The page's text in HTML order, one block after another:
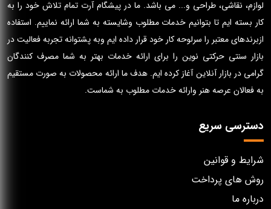
لوازم، نقاشی، طراحی و... می باشد. ما در پیشگام آرت تمام تلاش خود را به
کار بسته ایم تا بتوانیم خدمات مطلوب وشایسته به شما ارائه نماییم. استفاده
ازبرندهای معتبر را سرلوحه کار خود قرار داده ایم وبه پشتوانه تجربه فعالیت در
بازار سنتی حرکتی نوین را برای ارائه خدمات بهتر به شما مصرف کنندگان
گرامی در بازار آنلاین آغاز کرده ایم. هدف ما ارائه محصولات به صورت مستقیم
به فعالان عرصه هنر وارائه خدمات مطلوب به شماست.
دسترسی سریع
شرایط و قوانین
روش های پرداخت
درباره ما